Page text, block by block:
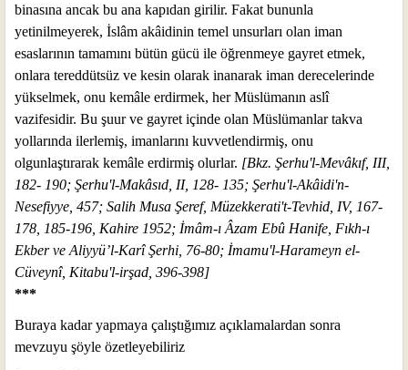
binasına ancak bu ana kapıdan girilir. Fakat bununla
yetinilmeyerek, İslâm akâidinin temel unsurları olan iman
esaslarının tamamını bütün gücü ile öğrenmeye gayret etmek,
onlara tereddütsüz ve kesin olarak inanarak iman derecelerinde
yükselmek, onu kemâle erdirmek, her Müslümanın aslî
vazifesidir. Bu şuur ve gayret içinde olan Müslümanlar takva
yollarında ilerlemiş, imanlarını kuvvetlendirmiş, onu
olgunlaştırarak kemâle erdirmiş olurlar. [Bkz. Şerhu'l-Mevâkıf, III,
182- 190; Şerhu'l-Makâsıd, II, 128- 135; Şerhu'l-Akâidi'n-
Nesefiyye, 457; Salih Musa Şeref, Müzekkerati't-Tevhid, IV, 167-
178, 185-196, Kahire 1952; İmâm-ı Âzam Ebû Hanife, Fıkh-ı
Ekber ve Aliyyü’l-Karî Şerhi, 76-80; İmamu'l-Harameyn el-
Cüveynî, Kitabu'l-irşad, 396-398]
***
Buraya kadar yapmaya çalıştığımız açıklamalardan sonra
mevzuyu şöyle özetleyebiliriz